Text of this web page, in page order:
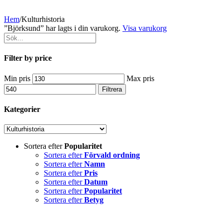
Hem/Kulturhistoria
”Björksund” har lagts i din varukorg. Visa varukorg
Filter by price
Min pris Max pris
Filtrera
Kategorier
Sortera efterPopularitet
Sortera efterFörvald ordning
Sortera efterNamn
Sortera efterPris
Sortera efterDatum
Sortera efterPopularitet
Sortera efterBetyg